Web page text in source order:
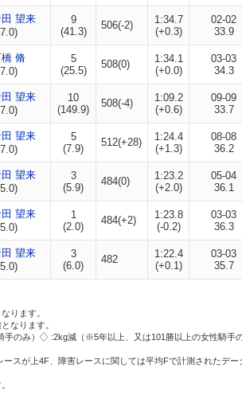
望来
9
(41.3)
506(-2)
1:34.7
(+0.3)
02-02
33.9
脩
5
(25.5)
508(0)
1:34.1
(+0.0)
03-03
34.3
望来
10
(149.9)
508(-4)
1:09.2
(+0.6)
09-09
33.7
望来
5
(7.9)
512(+28)
1:24.4
(+1.3)
08-08
36.2
望来
3
(5.9)
484(0)
1:23.2
(+2.0)
05-04
36.1
望来
1
(2.0)
484(+2)
1:23.8
(-0.2)
03-03
36.3
望来
3
(6.0)
482
1:22.4
(+0.1)
03-03
35.7
ります。
なります。
のみ）
:2kg減（※5年以上、又は101勝以上の女性騎手
スが上4F、障害レースに関しては平均Fで計測されたデー